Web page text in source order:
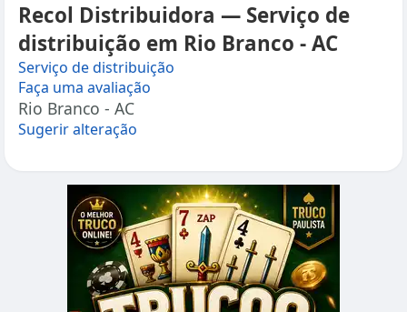
Recol Distribuidora — Serviço de
distribuição em Rio Branco - AC
Serviço de distribuição
Faça uma avaliação
Rio Branco - AC
Sugerir alteração